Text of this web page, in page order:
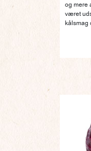
og mere
været
kålsmag